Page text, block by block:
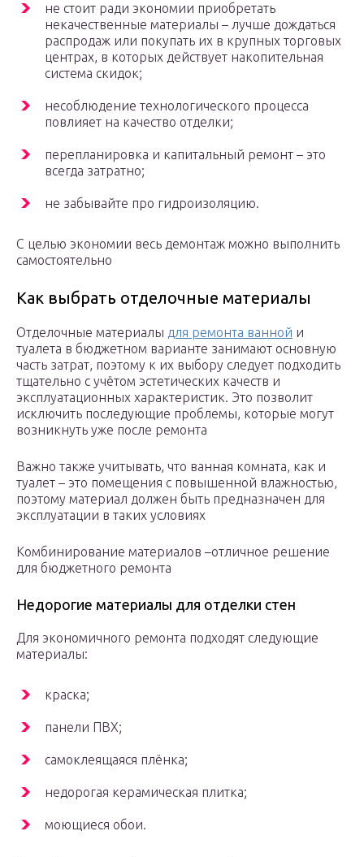
не стоит ради экономии приобретать
некачественные материалы – лучше дождаться
распродаж или покупать их в крупных торговых
центрах, в которых действует накопительная
система скидок;
несоблюдение технологического процесса
повлияет на качество отделки;
перепланировка и капитальный ремонт – это
всегда затратно;
не забывайте про гидроизоляцию.
С целью экономии весь демонтаж можно выполнить
самостоятельно
Как выбрать отделочные материалы
Отделочные материалы для ремонта ванной и
туалета в бюджетном варианте занимают основную
часть затрат, поэтому к их выбору следует подходить
тщательно с учётом эстетических качеств и
эксплуатационных характеристик. Это позволит
исключить последующие проблемы, которые могут
возникнуть уже после ремонта
Важно также учитывать, что ванная комната, как и
туалет – это помещения с повышенной влажностью,
поэтому материал должен быть предназначен для
эксплуатации в таких условиях
Комбинирование материалов –отличное решение
для бюджетного ремонта
Недорогие материалы для отделки стен
Для экономичного ремонта подходят следующие
материалы:
краска;
панели ПВХ;
самоклеящаяся плёнка;
недорогая керамическая плитка;
моющиеся обои.